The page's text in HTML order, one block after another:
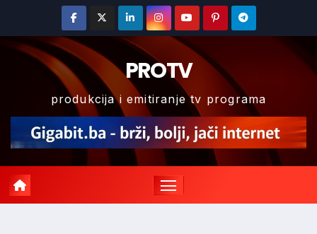
content
PROTV
produkcija i emitiranje tv programa